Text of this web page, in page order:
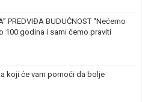
PREDVIĐA BUDUĆNOST “Nećemo
100 godina i sami ćemo praviti
koji će vam pomoći da bolje